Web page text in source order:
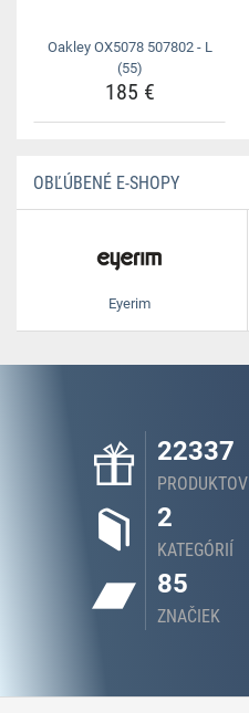
Oakley OX5078 507802 - L
(55)
185 €
OBĽÚBENÉ E-SHOPY
Eyerim
22337
PRODUKTOV
2
KATEGÓRIÍ
85
ZNAČIEK